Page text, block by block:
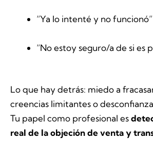
“Ya lo intenté y no funcionó”
“No estoy seguro/a de si es
Lo que hay detrás: miedo a
creencias limitantes o
Tu papel como profesional es
real de la objeción de venta y